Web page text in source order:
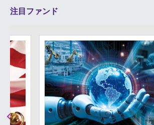
注目ファンド
Previous